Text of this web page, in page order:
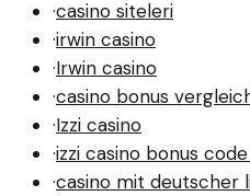
·casino siteleri
·irwin casino
·Irwin casino
·casino bonus
·Izzi casino
·izzi casino bonus
·casino mit deutscher